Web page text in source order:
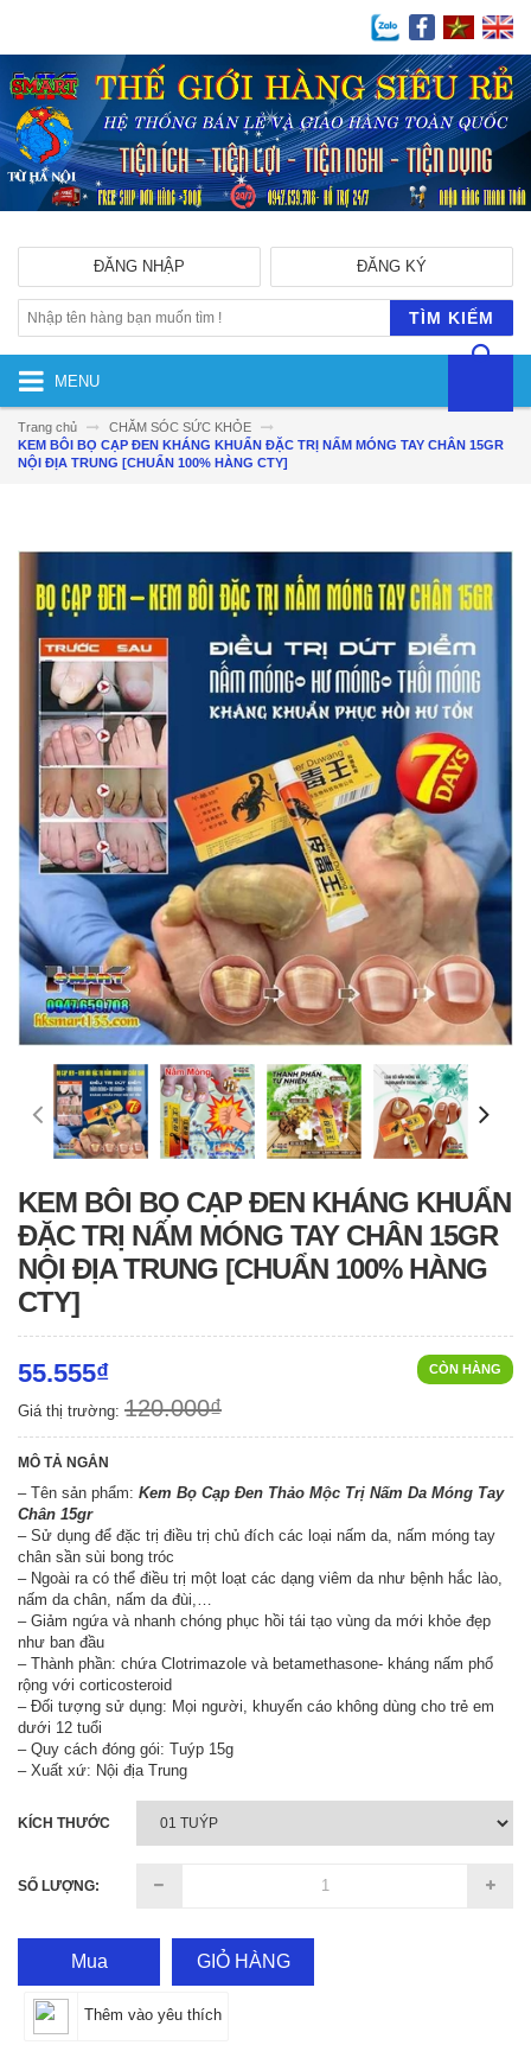
ĐĂNG KÝ
ĐĂNG NHẬP
TÌM KIẾM
MENU
Trang chủ
CHĂM SÓC SỨC KHỎE
KEM BÔI BỌ CẠP ĐEN KHÁNG KHUẨN ĐẶC TRỊ NẤM MÓNG TAY CHÂN 15GR
NỘI ĐỊA TRUNG [CHUẨN 100% HÀNG CTY]
KEM BÔI BỌ CẠP ĐEN KHÁNG KHUẨN
ĐẶC TRỊ NẤM MÓNG TAY CHÂN 15GR
NỘI ĐỊA TRUNG [CHUẨN 100% HÀNG
CTY]
CÒN HÀNG
55.555₫
Giá thị trường: 120.000₫
MÔ TẢ NGẮN
– Tên sản phẩm: Kem Bọ Cạp Đen Thảo Mộc Trị Nấm Da Móng Tay
Chân 15gr
– Sử dụng để đặc trị điều trị chủ đích các loại nấm da, nấm móng tay
chân sần sùi bong tróc
– Ngoài ra có thể điều trị một loạt các dạng viêm da như bệnh hắc lào,
nấm da chân, nấm da đùi,…
– Giảm ngứa và nhanh chóng phục hồi tái tạo vùng da mới khỏe đẹp
như ban đầu
– Thành phần: chứa Clotrimazole và betamethasone- kháng nấm phổ
rộng với corticosteroid
– Đối tượng sử dụng: Mọi người, khuyến cáo không dùng cho trẻ em
dưới 12 tuổi
– Quy cách đóng gói: Tuýp 15g
– Xuất xứ: Nội địa Trung
KÍCH THƯỚC
SỐ LƯỢNG:
Mua GIỎ HÀNG
Thêm vào yêu thích